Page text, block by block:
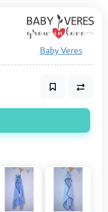
Baby Veres